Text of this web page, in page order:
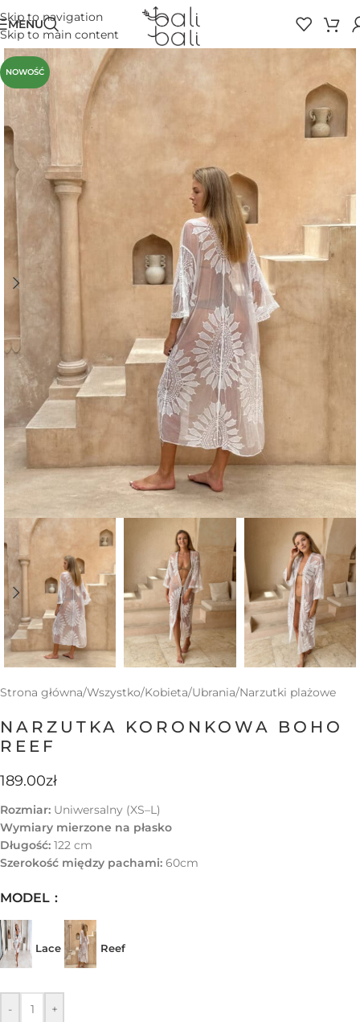
Skip to navigation
Skip to main content
MENU
NOWOŚĆ
Strona główna/Wszystko/Kobieta/Ubrania/Narzutki plażowe
NARZUTKA KORONKOWA BOHO
REEF
189.00zł
Rozmiar: Uniwersalny (XS–L)
Wymiary mierzone na płasko
Długość: 122 cm
Szerokość między pachami: 60cm
MODEL
Lace Reef
- +